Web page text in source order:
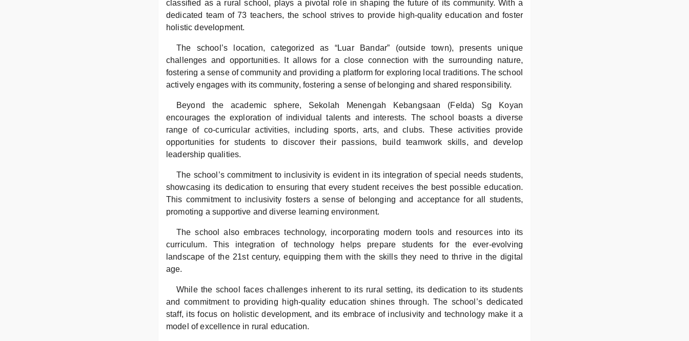
classified as a rural school, plays a pivotal role in shaping the future of its community. With a
dedicated team of 73 teachers, the school strives to provide high-quality education and foster
holistic development.
The school’s location, categorized as “Luar Bandar” (outside town), presents unique
challenges and opportunities. It allows for a close connection with the surrounding nature,
fostering a sense of community and providing a platform for exploring local traditions. The school
actively engages with its community, fostering a sense of belonging and shared responsibility.
Beyond the academic sphere, Sekolah Menengah Kebangsaan (Felda) Sg Koyan
encourages the exploration of individual talents and interests. The school boasts a diverse
range of co-curricular activities, including sports, arts, and clubs. These activities provide
opportunities for students to discover their passions, build teamwork skills, and develop
leadership qualities.
The school’s commitment to inclusivity is evident in its integration of special needs students,
showcasing its dedication to ensuring that every student receives the best possible education.
This commitment to inclusivity fosters a sense of belonging and acceptance for all students,
promoting a supportive and diverse learning environment.
The school also embraces technology, incorporating modern tools and resources into its
curriculum. This integration of technology helps prepare students for the ever-evolving
landscape of the 21st century, equipping them with the skills they need to thrive in the digital
age.
While the school faces challenges inherent to its rural setting, its dedication to its students
and commitment to providing high-quality education shines through. The school’s dedicated
staff, its focus on holistic development, and its embrace of inclusivity and technology make it a
model of excellence in rural education.